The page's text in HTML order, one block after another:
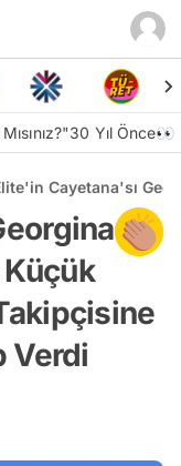
30 Yıl Önce👀
Cayetana'sı
Verdi